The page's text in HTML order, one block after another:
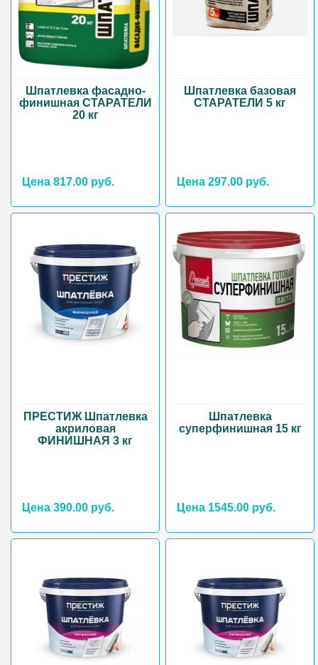
Шпатлевка фасадно-
финишная СТАРАТЕЛИ
20 кг
Цена 817.00 руб.
Шпатлевка базовая
СТАРАТЕЛИ 5 кг
Цена 297.00 руб.
ПРЕСТИЖ Шпатлевка
акриловая
ФИНИШНАЯ 3 кг
Цена 390.00 руб.
Шпатлевка
суперфинишная 15 кг
Цена 1545.00 руб.